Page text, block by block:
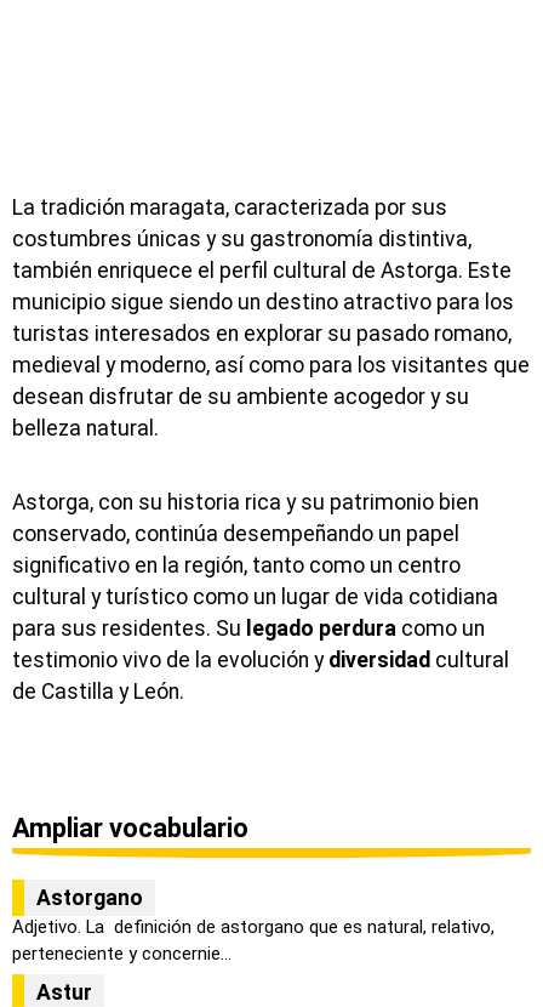
La tradición maragata, caracterizada por sus
costumbres únicas y su gastronomía distintiva,
también enriquece el perfil cultural de Astorga. Este
municipio sigue siendo un destino atractivo para los
turistas interesados en explorar su pasado romano,
medieval y moderno, así como para los visitantes que
desean disfrutar de su ambiente acogedor y su
belleza natural.
Astorga, con su historia rica y su patrimonio bien
conservado, continúa desempeñando un papel
significativo en la región, tanto como un centro
cultural y turístico como un lugar de vida cotidiana
para sus residentes. Su legado perdura como un
testimonio vivo de la evolución y diversidad cultural
de Castilla y León.
Ampliar vocabulario
Astorgano
Adjetivo. La definición de astorgano que es natural, relativo,
perteneciente y concernie...
Astur